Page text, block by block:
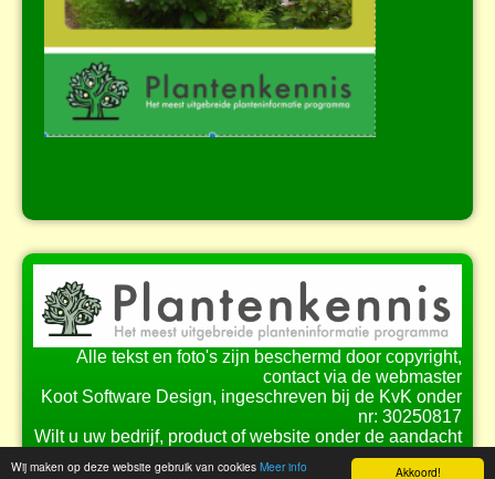
Akkoord!
Wij maken op deze website gebruik van cookies Meer info
Alle tekst en foto's zijn beschermd door copyright,
contact via de webmaster
Koot Software Design, ingeschreven bij de KvK onder
nr: 30250817
Wilt u uw bedrijf, product of website onder de aandacht
brengen bij onze bezoekers?